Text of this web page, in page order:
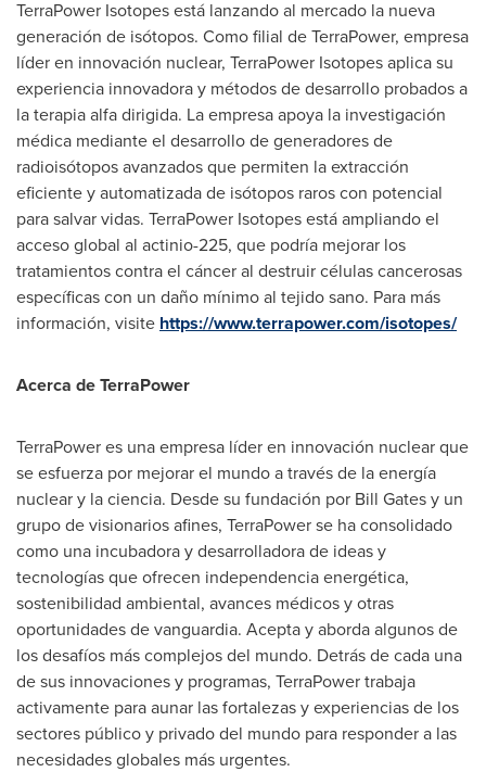
TerraPower Isotopes está lanzando al mercado la nueva
generación de isótopos. Como filial de TerraPower, empresa
líder en innovación nuclear, TerraPower Isotopes aplica su
experiencia innovadora y métodos de desarrollo probados a
la terapia alfa dirigida. La empresa apoya la investigación
médica mediante el desarrollo de generadores de
radioisótopos avanzados que permiten la extracción
eficiente y automatizada de isótopos raros con potencial
para salvar vidas. TerraPower Isotopes está ampliando el
acceso global al actinio-225, que podría mejorar los
tratamientos contra el cáncer al destruir células cancerosas
específicas con un daño mínimo al tejido sano. Para más
información, visite https://www.terrapower.com/isotopes/
Acerca de TerraPower
TerraPower es una empresa líder en innovación nuclear que
se esfuerza por mejorar el mundo a través de la energía
nuclear y la ciencia. Desde su fundación por Bill Gatesy un
grupo de visionarios afines, TerraPower se ha consolidado
como una incubadora y desarrolladora de ideas y
tecnologías que ofrecen independencia energética,
sostenibilidad ambiental, avances médicos y otras
oportunidades de vanguardia. Acepta y aborda algunos de
los desafíos más complejos del mundo. Detrás de cada una
de sus innovaciones y programas, TerraPower trabaja
activamente para aunar las fortalezas y experiencias de los
sectores público y privado del mundo para responder a las
necesidades globales más urgentes.